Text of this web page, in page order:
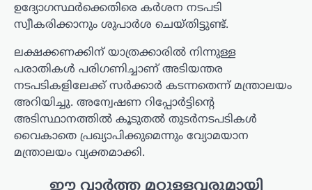
ഉദ്യോഗസ്ഥർക്കെതിരെ കർശന നടപടി
സ്വീകരിക്കാനും ശുപാർശ ചെയ്തിട്ടുണ്ട്.
ലക്ഷക്കണക്കിന് യാത്രക്കാരിൽ നിന്നുള്ള
പരാതികൾ പരിഗണിച്ചാണ് അടിയന്തര
നടപടികളിലേക്ക് സർക്കാർ കടന്നതെന്ന് മന്ത്രാലയം
അറിയിച്ചു. അന്വേഷണ റിപ്പോർട്ടിന്റെ
അടിസ്ഥാനത്തിൽ കൂടുതൽ തുടർനടപടികൾ
വൈകാതെ പ്രഖ്യാപിക്കുമെന്നും വ്യോമയാന
മന്ത്രാലയം വ്യക്തമാക്കി.
ഈ വാർത്ത മറ്റുള്ളവരുമായി